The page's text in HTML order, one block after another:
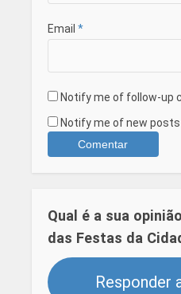
Email *
Notify me of follow-up
Notify me of new posts
Qual é a sua
das Festas da
Responder